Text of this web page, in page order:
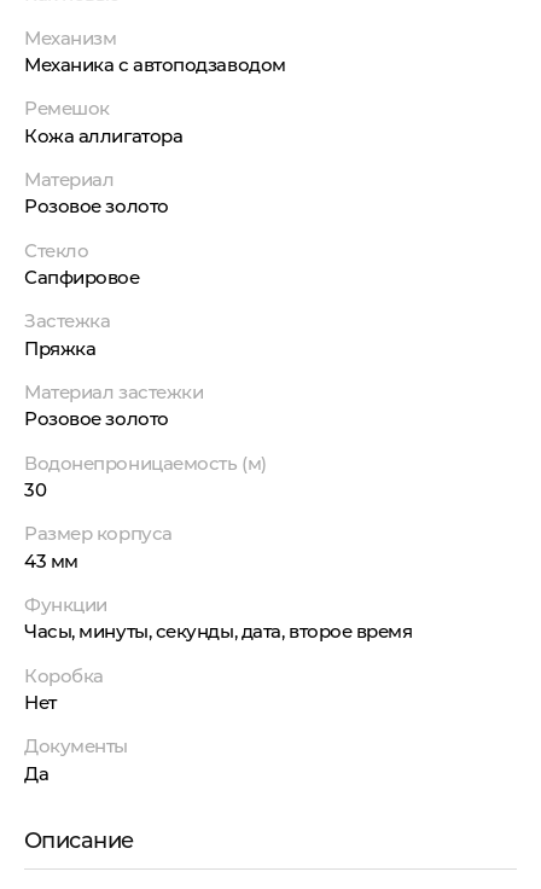
Механизм
Механика с автоподзаводом
Ремешок
Кожа аллигатора
Материал
Розовое золото
Стекло
Сапфировое
Застежка
Пряжка
Материал застежки
Розовое золото
Водонепроницаемость (м)
30
Размер корпуса
43 мм
Функции
Часы, минуты, секунды, дата, второе время
Коробка
Нет
Документы
Да
Описание